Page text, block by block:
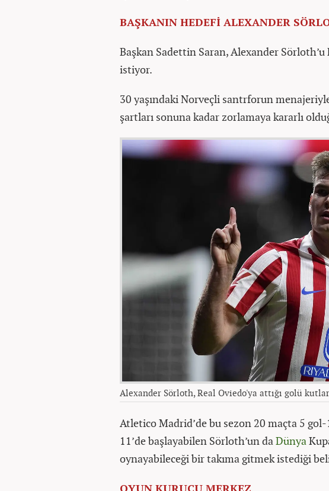
BAŞKANIN HEDEFİ ALEXANDER
Başkan Sadettin Saran, Alexander
istiyor.
30 yaşındaki Norveçli santrforun
şartları sonuna kadar zorlamaya kararlı
Alexander Sörloth, Real Oviedo'ya attığı golü
Atletico Madrid’de bu sezon 20 maçta 5
11’de başlayabilen Sörloth’un daDünya
oynayabileceği bir takıma gitmek istediği
OYUN KURUCU MERKEZ